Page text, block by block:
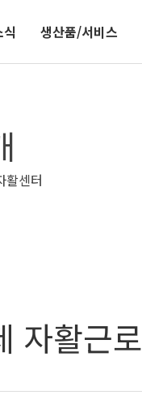
식 생산품/서비스
활센터
자활근로